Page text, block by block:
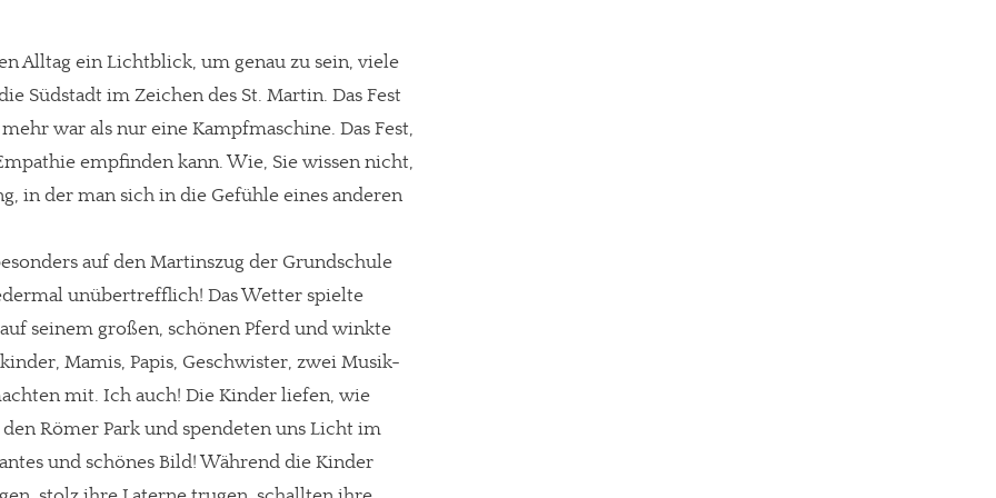
Alltag ein Lichtblick, um genau zu sein, viele
Südstadt im Zeichen des St. Martin. Das Fest
war als nur eine Kampfmaschine. Das Fest,
empfinden kann. Wie, Sie wissen nicht,
in der man sich in die Gefühle eines anderen
auf den Martinszug der Grundschule
unübertrefflich! Das Wetter spielte
seinem großen, schönen Pferd und winkte
Mamis, Papis, Geschwister, zwei Musik-
mit. Ich auch! Die Kinder liefen, wie
Römer Park und spendeten uns Licht im
und schönes Bild! Während die Kinder